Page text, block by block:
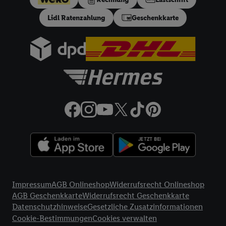
Lidl Ratenzahlung Geschenkkarte
ImpressumAGB OnlineshopWiderrufsrecht Onlineshop
AGB GeschenkkarteWiderrufsrecht Geschenkkarte
DatenschutzhinweiseGesetzliche Zusatzinformationen
Cookie-BestimmungenCookies verwalten
in einen Hashwert umgewandelte E-Mail-Adresse in
gemeinsamer Verantwortlichkeit verarbeitet.
IhremTelekommunikationsnetzbetreiber, die Utiq-Technologie
in den Lidl-Diensten einzusetzen. Utiq prüft zunächst anhand
Ihrer IP-Adresse, ob die Technologie für Sie verfügbar ist.
Wenn das der Fall ist, gibt Utiq Ihre IP-Adresse an Ihren
Kundenkonto-Referenz, wie z.B. Ihrer Mobilfunknummer, eine
Kennung für Utiq erstellt. Wir werden diese Kennung
Ihr Nutzungsverhalten in den Lidl-Diensten zu erfassen.
Insbesondere können Sie mittels dieser Technologie auch auf
ausspielen können. Sie können Ihre Einwilligung speziell zur
Nutzung der Utiq-Technologie - zusätzlich zur weiter unten
erläuterten Möglichkeit, Ihre Einwilligung generell zu